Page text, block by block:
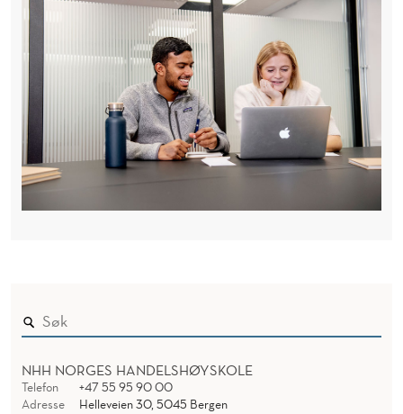
NHH NORGES HANDELSHØYSKOLE
Telefon
+47 55 95 90 00
Adresse
Helleveien 30, 5045 Bergen